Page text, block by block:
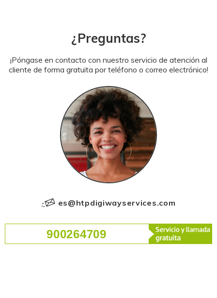
¿Preguntas?
¡Póngase en contacto con nuestro servicio de atención al
cliente de forma gratuita por teléfono o correo electrónico!
es@htpdigiwayservices.com
900264709